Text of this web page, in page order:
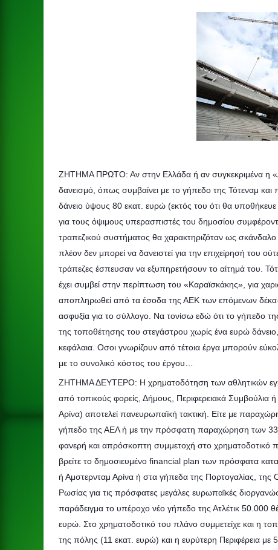
ΖΗΤΗΜΑ ΠΡΩΤΟ: Αν στην Ελλάδα ή αν συγκεκριμένα η
δανεισμό, όπως συμβαίνει με το γήπεδο της Τότεναμ
δάνειο ύψους 80 εκατ. ευρώ (εκτός του ότι θα
για τους όψιμους υπερασπιστές του δημοσίου
τραπεζικού συστήματος θα χαρακτηριζόταν ως
πλέον δεν μπορεί να δανειστεί για την επιχείρησή του
τράπεζες έσπευσαν να εξυπηρετήσουν το αίτημά του.
έχει συμβεί στην περίπτωση του «Καραϊσκάκης», για
αποπληρωθεί από τα έσοδα της ΑΕΚ των επόμενων δέκα-
ασφυξία για το σύλλογο. Να τονίσω εδώ ότι το γήπεδο
της τοποθέτησης του στεγάστρου χωρίς ένα ευρώ
κεφάλαια. Οσοι γνωρίζουν από τέτοια έργα μπορούν
με το συνολικό κόστος του έργου…
ΖΗΤΗΜΑ ΔΕΥΤΕΡΟ: Η χρηματοδότηση των αθλητικών
από τοπικούς φορείς, Δήμους, Περιφερειακά Συμβούλια
Αρίνα) αποτελεί πανευρωπαϊκή τακτική. Είτε με
γήπεδο της ΑΕΛ ή με την πρόσφατη παραχώρηση των 33
φανερή και απρόσκοπτη συμμετοχή στο χρηματοδοτικό
βρείτε το δημοσιευμένο financial plan των πρόσφατα
ή Αμστερνταμ Αρίνα ή στα γήπεδα της Πορτογαλίας, της
Ρωσίας για τις πρόσφατες μεγάλες ευρωπαϊκές
παράδειγμα το υπέροχο νέο γήπεδο της Ατλέτικ 50.000
ευρώ. Στο χρηματοδοτικό του πλάνο συμμετείχε και η
της πόλης (11 εκατ. ευρώ) και η ευρύτερη Περιφέρεια